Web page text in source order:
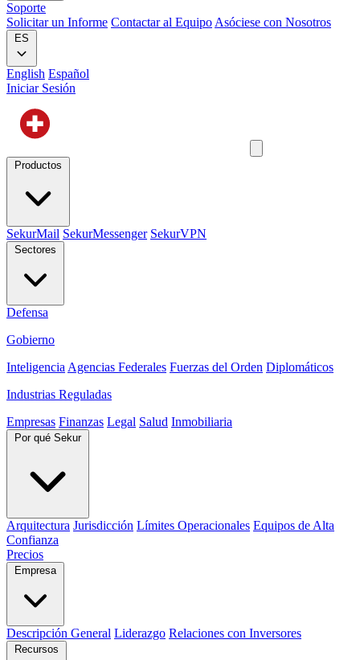
Soporte
Solicitar un Informe Contactar al Equipo Asóciese con Nosotros
ES
English Español
Iniciar Sesión
Productos
SekurMail SekurMessenger SekurVPN
Sectores
Defensa
Gobierno
Inteligencia Agencias Federales Fuerzas del Orden Diplomáticos
Industrias Reguladas
Empresas Finanzas Legal Salud Inmobiliaria
Por qué Sekur
Arquitectura Jurisdicción Límites Operacionales Equipos de Alta
Confianza
Precios
Empresa
Descripción General Liderazgo Relaciones con Inversores
Recursos